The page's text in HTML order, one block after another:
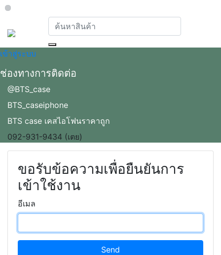
Loading...
เข้าสู่ระบบ
ช่องทางการติดต่อ
@BTS_case
BTS_caseiphone
BTS case เคสไอโฟนราคาถูก
092-931-9434 (เตย)
ขอรับข้อความเพื่อยืนยันการ
เข้าใช้งาน
อีเมล
Send